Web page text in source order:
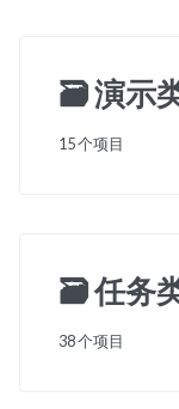
🗃️演示
15 个项目
🗃️任务
38 个项目